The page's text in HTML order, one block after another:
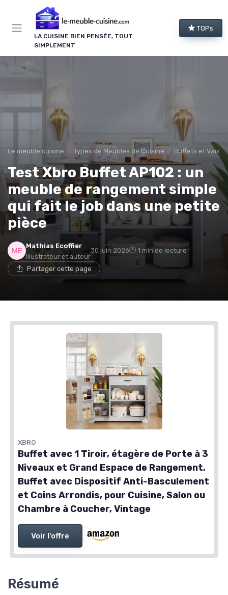
LA CUISINE BIEN PENSÉE, TOUT
SIMPLEMENT
TOPs
Le meuble cuisine Types de Meubles de Cuisine Buffets et
Test Xbro Buffet AP102 : un
meuble de rangement simple
qui fait le job dans une petite
pièce
Mathias Ecoffier
Illustrateur et auteur
30 juin 2026 1 min de lecture
Partager cette page
XBRO
Buffet avec 1 Tiroir, étagère de Porte à 3
Niveaux et Grand Espace de Rangement,
Buffet avec Dispositif Anti-Basculement
et Coins Arrondis, pour Cuisine, Salon ou
Chambre à Coucher, Vintage
Voir l'offre
Résumé
Panneau de gestion des cookies